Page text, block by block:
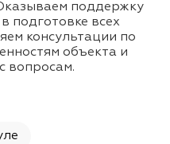
поддержку
подготовке всех
консультации по
объекта и
вопросам.